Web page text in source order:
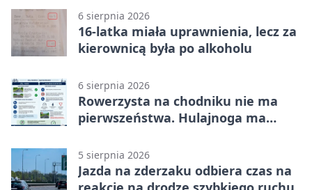
6 sierpnia 2026
16-latka miała uprawnienia, lecz za
kierownicą była po alkoholu
6 sierpnia 2026
Rowerzysta na chodniku nie ma
pierwszeństwa. Hulajnoga ma
5 sierpnia 2026
Jazda na zderzaku odbiera czas na